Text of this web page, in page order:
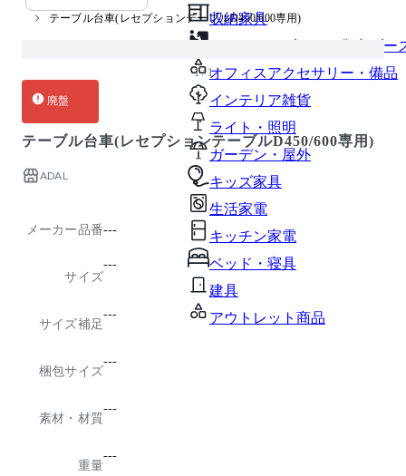
収納家具
パーソナルブース・集中ブー
オフィスアクセサリー・備品
インテリア雑貨
ライト・照明
ガーデン・屋外
キッズ家具
生活家電
キッチン家電
ベッド・寝具
建具
アウトレット商品
テーブル台車(レセプションテーブルD450/600専用)
1 / 1
廃盤
テーブル台車(レセプションテーブルD450/600専用)
ADAL
メーカー品番---
サイズ
---
サイズ補足
---
梱包サイズ
---
素材・材質
---
重量
---